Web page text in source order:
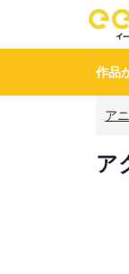
作品
ア
ア